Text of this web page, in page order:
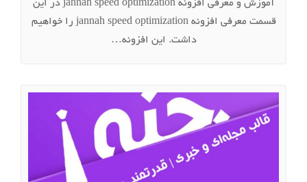
آموزش و معرفی افزونه jannah speed optimization در این
قسمت معرفی افزونه jannah speed optimization را خواهیم
داشت. این افزونه…